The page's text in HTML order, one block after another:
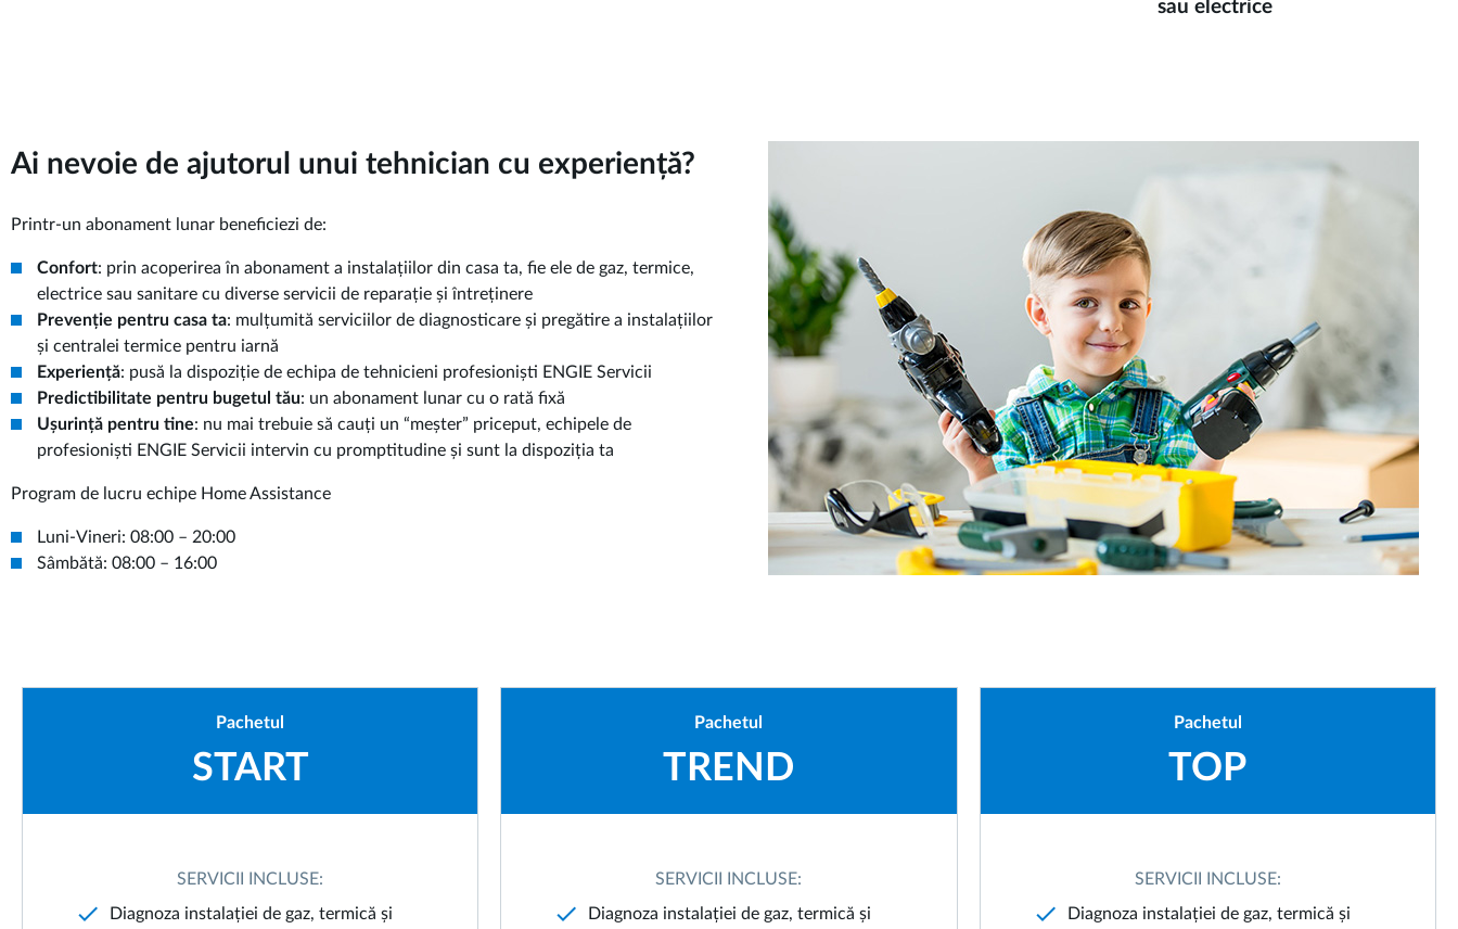
sau electrice
Ai nevoie de ajutorul unui tehnician cu experiență?
Printr-un abonament lunar beneficiezi de:
Confort: prin acoperirea în abonament a instalațiilor din casa ta, fie ele de gaz, termice,
electrice sau sanitare cu diverse servicii de reparație și întreținere
Prevenție pentru casa ta: mulțumită serviciilor de diagnosticare și pregătire a instalațiilor
și centralei termice pentru iarnă
Experiență: pusă la dispoziție de echipa de tehnicieni profesioniști ENGIE Servicii
Predictibilitate pentru bugetul tău: un abonament lunar cu o rată fixă
Ușurință pentru tine: nu mai trebuie să cauți un “meșter” priceput, echipele de
profesioniști ENGIE Servicii intervin cu promptitudine și sunt la dispoziția ta
Program de lucru echipe Home Assistance
Luni-Vineri: 08:00 – 20:00
Sâmbătă: 08:00 – 16:00
Pachetul
START
SERVICII INCLUSE:
check
Diagnoza instalației de gaz, termică și
Pachetul
TREND
SERVICII INCLUSE:
check
Diagnoza instalației de gaz, termică și
Pachetul
TOP
SERVICII INCLUSE:
check
Diagnoza instalației de gaz, termică și